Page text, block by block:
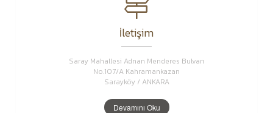
İletişim
Saray Mahallesi Adnan Menderes Bulvarı
No.107/A Kahramankazan
Sarayköy / ANKARA
Devamını Oku